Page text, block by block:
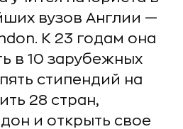
вузов Англии —
К 23 годам она
в 10 зарубежных
стипендий на
28 стран,
и открыть свое